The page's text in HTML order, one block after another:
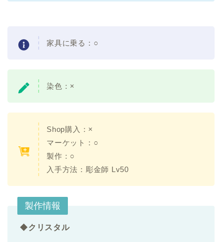
家具に乗る：○
染色：×
Shop購入：×
マーケット：○
製作：○
入手方法：彫金師 Lv50
製作情報
◆クリスタル